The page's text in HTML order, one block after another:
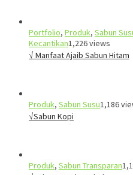
Portfolio, Produk, Sabun
Kecantikan1,226 views
√ Manfaat Ajaib Sabun Hitam
Produk, Sabun Susu1,186
√Sabun Kopi
Produk, Sabun Transparan